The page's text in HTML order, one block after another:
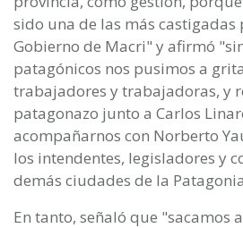
sido una de las más
Gobierno de Macri" y afirmó
patagónicos nos pusimos a
trabajadores y trabajadoras, y
patagonazo junto a Carlos
acompañarnos con Norberto
los intendentes, legisladores y
demás ciudades de la
En tanto, señaló que "sacamos